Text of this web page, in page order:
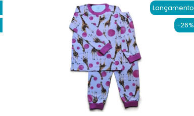
Lançamento
-26%